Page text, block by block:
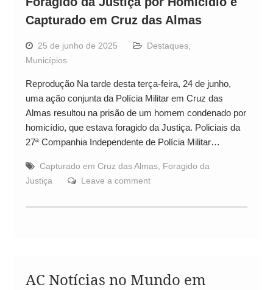
Capturado em Cruz das Almas
25 de junho de 2025 Destaques,
Municípios
Reprodução Na tarde desta terça-feira, 24 de junho,
uma ação conjunta da Polícia Militar em Cruz das
Almas resultou na prisão de um homem condenado por
homicídio, que estava foragido da Justiça. Policiais da
27ª Companhia Independente de Polícia Militar…
Capturado em Cruz das Almas, Foragido da
Justiça
Leave a comment
AC Notícias no Mundo em